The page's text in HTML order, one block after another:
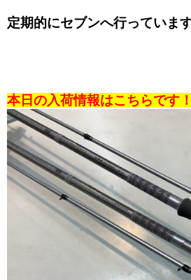
定期的にセブンへ行っていま
本日の入荷情報はこちらです